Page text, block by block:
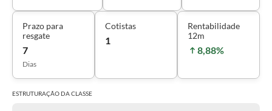
Prazo para
resgate
7
Dias
Cotistas
1
Rentabilidade
12m
8,88%
ESTRUTURAÇÃO DACLASSE